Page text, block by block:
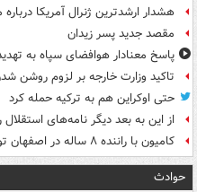
هشدار ارشدترین ژنرال آمریکا
مقصد جدید پسر زیدان
پاسخ معنادار هوافضای سپاه به
تاکید وزارت خارجه بر لزوم روشن
حتی اوکراین هم به ترکیه حمله کرد
از این به بعد دیگر نامه‌های
کامیون با راننده ۸ ساله در اصفهان توقیف شد
حوادث